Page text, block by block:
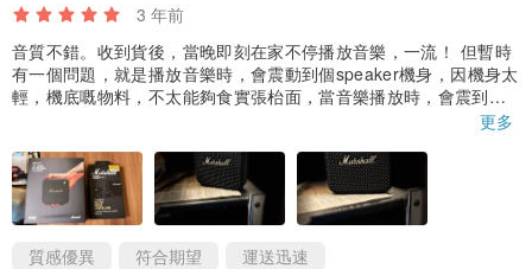
3 年前
音質不錯。收到貨後，當晚即刻在家不停播放音樂，一流！ 但暫時
有一個問題，就是播放音樂時，會震動到個speaker機身，因機身太
輕，機底嘅物料，不太能夠食實張枱面，當音樂播放時，會震到成
個speaker不斷向前移動，有一次播歌時，直頭震到成個speaker跌
枱面，向前移前得太厲害。
更多
質感優異 符合期望 運送迅速